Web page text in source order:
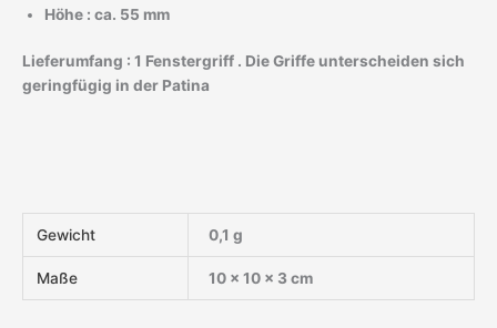
Höhe : ca. 55 mm
Lieferumfang : 1 Fenstergriff . Die Griffe unterscheiden sich
geringfügig in der Patina
Gewicht 0,1 g
Maße 10 × 10 × 3 cm